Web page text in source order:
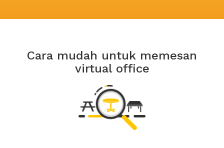
Cara mudah untuk memesan
virtual office